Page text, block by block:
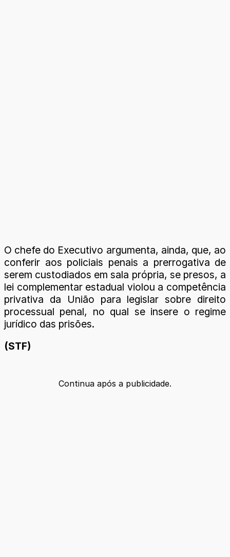
O chefe do Executivo argumenta, ainda, que, ao
conferir aos policiais penais a prerrogativa de
serem custodiados em sala própria, se presos, a
lei complementar estadual violou a competência
privativa da União para legislar sobre direito
processual penal, no qual se insere o regime
jurídico das prisões.
(STF)
Continua após a publicidade.